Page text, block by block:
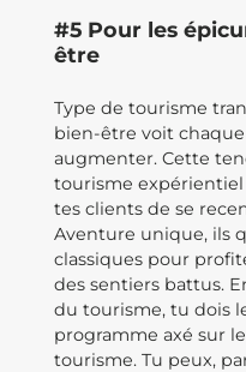
#5 Pour les
être
Type de tourisme
bien-être voit chaque
augmenter. Cette
tourisme
tes clients de se
Aventure unique, ils
classiques pour
des sentiers battus.
du tourisme, tu dois
programme axé sur
tourisme. Tu peux,